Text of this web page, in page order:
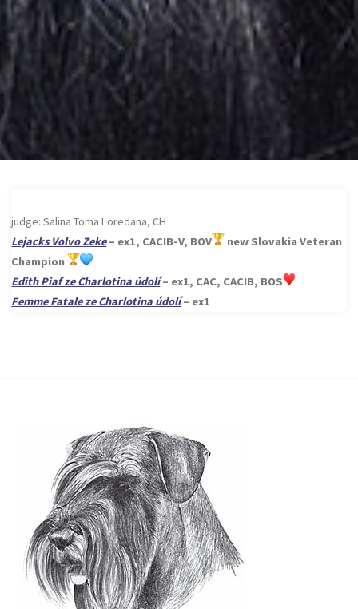
judge: Salina Toma Loredana, CH
Lejacks Volvo Zeke– ex1, CACIB-V, BOV
new Slovakia Veteran
Champion
Edith Piaf ze Charlotina údolí– ex1, CAC, CACIB, BOS
Femme Fatale ze Charlotina údolí– ex1